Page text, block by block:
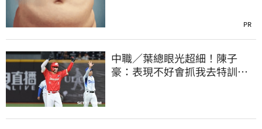
PR
中職／葉總眼光超細！陳子
豪：表現不好會抓我去特訓